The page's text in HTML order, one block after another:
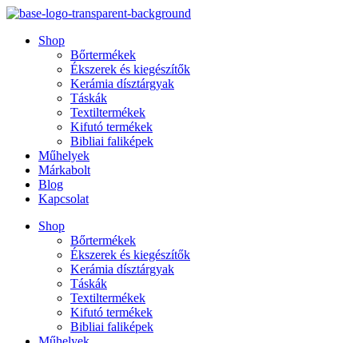
Ugrás
tartalomhoz
Shop
Bőrtermékek
Ékszerek és kiegészítők
Kerámia dísztárgyak
Táskák
Textiltermékek
Kifutó termékek
Bibliai faliképek
Műhelyek
Márkabolt
Blog
Kapcsolat
Shop
Bőrtermékek
Ékszerek és kiegészítők
Kerámia dísztárgyak
Táskák
Textiltermékek
Kifutó termékek
Bibliai faliképek